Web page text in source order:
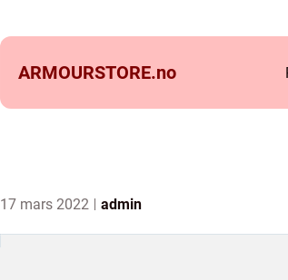
ARMOURSTORE.no
17 mars 2022 admin